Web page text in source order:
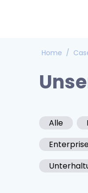
Home /
Alle